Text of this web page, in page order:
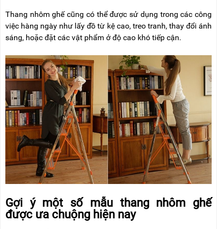
Thang nhôm ghế cũng có thể được sử dụng trong các công
việc hàng ngày như lấy đồ từ kệ cao, treo tranh, thay đổi ánh
sáng, hoặc đặt các vật phẩm ở độ cao khó tiếp cận.
Gợi ý một số mẫu thang nhôm ghế
được ưa chuộng hiện nay